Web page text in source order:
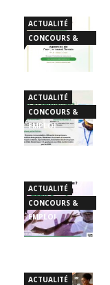
ACTUALITÉ
CONCOURS &
EMPLOI
ACTUALITÉ
CONCOURS &
EMPLOI
ACTUALITÉ
CONCOURS &
EMPLOI
ACTUALITÉ